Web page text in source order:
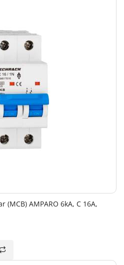
AMPARO 6kA, C 16A,